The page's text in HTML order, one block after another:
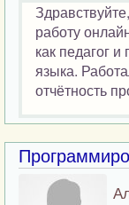
работу
как педагог
языка.
отчётность